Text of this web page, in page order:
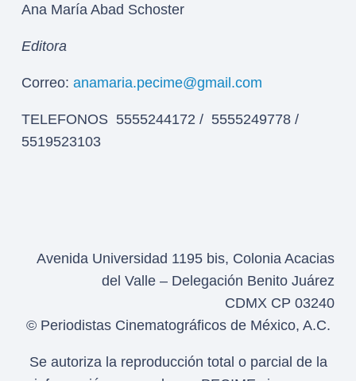
Ana María Abad Schoster
Editora
Correo: anamaria.pecime@gmail.com
TELEFONOS 5555244172 / 5555249778 /
5519523103
Avenida Universidad 1195 bis, Colonia Acacias
del Valle – Delegación Benito Juárez
CDMX CP 03240
© Periodistas Cinematográficos de México, A.C.
Se autoriza la reproducción total o parcial de la